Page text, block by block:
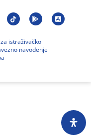
istraživačko
navođenje